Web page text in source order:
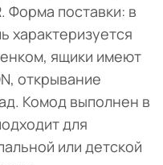
Форма поставки: в
характеризуется
ящики имеют
открывание
Комод выполнен в
для
или детской